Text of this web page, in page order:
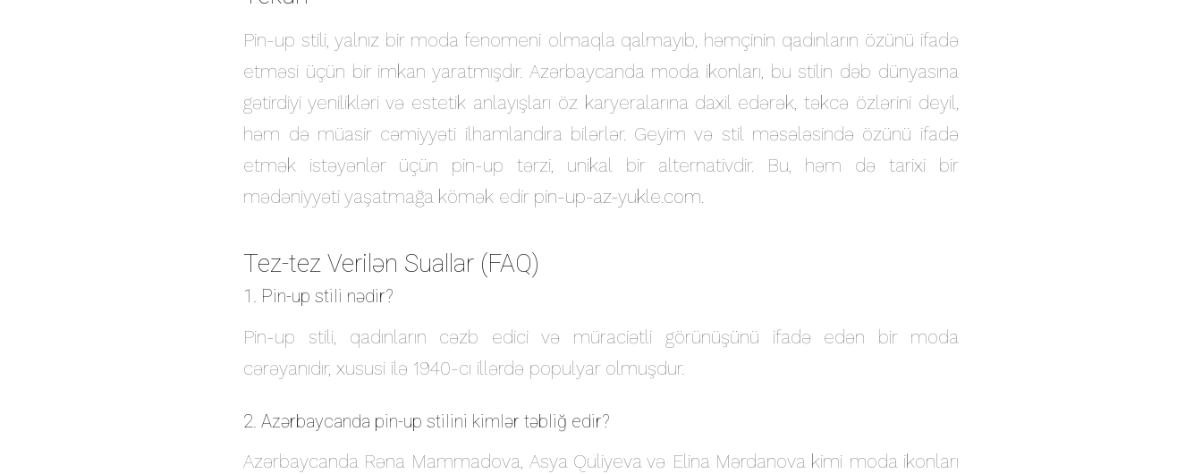
Pin-up stili, yalnız bir moda fenomeni olmaqla qalmayıb, həmçinin qadınların özünü ifadə
etməsi üçün bir imkan yaratmışdır. Azərbaycanda moda ikonları, bu stilin dəb dünyasına
gətirdiyi yenilikləri və estetik anlayışları öz karyeralarına daxil edərək, təkcə özlərini deyil,
həm də müasir cəmiyyəti ilhamlandıra bilərlər. Geyim və stil məsələsində özünü ifadə
etmək istəyənlər üçün pin-up tərzi, unikal bir alternativdir. Bu, həm də tarixi bir
mədəniyyəti yaşatmağa kömək edir pin-up-az-yukle.com.
Tez-tez Verilən Suallar (FAQ)
1. Pin-up stili nədir?
Pin-up stili, qadınların cəzb edici və müraciətli görünüşünü ifadə edən bir moda
cərəyanıdır, xususi ilə 1940-cı illərdə populyar olmuşdur.
2. Azərbaycanda pin-up stilini kimlər təbliğ edir?
Azərbaycanda Rəna Mammadova, Asya Quliyeva və Elina Mərdanova kimi moda ikonları